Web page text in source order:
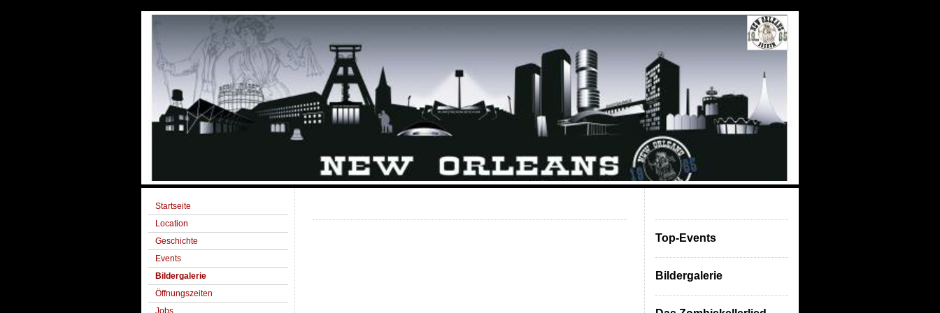
Startseite
Location
Geschichte
Events
Bildergalerie
Öffnungszeiten
Jobs
Top-Events
Bildergalerie